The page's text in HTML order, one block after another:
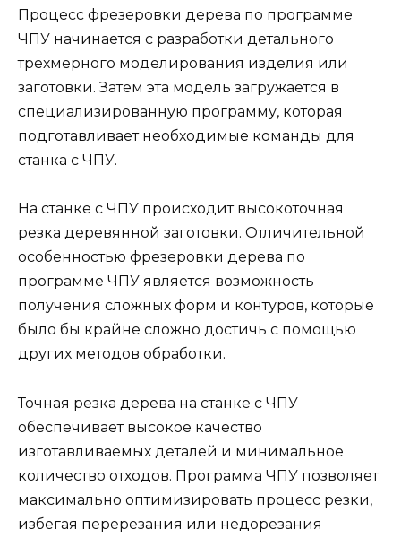
Процесс фрезеровки дерева по программе
ЧПУ начинается с разработки детального
трехмерного моделирования изделия или
заготовки. Затем эта модель загружается в
специализированную программу, которая
подготавливает необходимые команды для
станка с ЧПУ.
На станке с ЧПУ происходит высокоточная
резка деревянной заготовки. Отличительной
особенностью фрезеровки дерева по
программе ЧПУ является возможность
получения сложных форм и контуров, которые
было бы крайне сложно достичь с помощью
других методов обработки.
Точная резка дерева на станке с ЧПУ
обеспечивает высокое качество
изготавливаемых деталей и минимальное
количество отходов. Программа ЧПУ позволяет
максимально оптимизировать процесс резки,
избегая перерезания или недорезания